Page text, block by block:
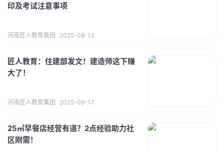
印及考试注意事项
河南匠人教育集团 2025-08-13
匠人教育：住建部发文！建造师这下赚
大了！
河南匠人教育集团 2025-09-17
25㎡早餐店经营有道？2点经验助力社
区刚需！